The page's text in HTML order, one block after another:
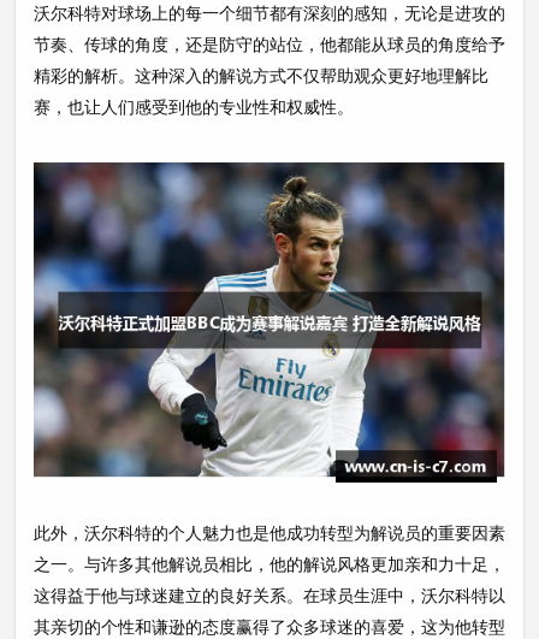
沃尔科特对球场上的每一个细节都有深刻的感知，无论是进攻的
节奏、传球的角度，还是防守的站位，他都能从球员的角度给予
精彩的解析。这种深入的解说方式不仅帮助观众更好地理解比
赛，也让人们感受到他的专业性和权威性。
此外，沃尔科特的个人魅力也是他成功转型为解说员的重要因素
之一。与许多其他解说员相比，他的解说风格更加亲和力十足，
这得益于他与球迷建立的良好关系。在球员生涯中，沃尔科特以
其亲切的个性和谦逊的态度赢得了众多球迷的喜爱，这为他转型